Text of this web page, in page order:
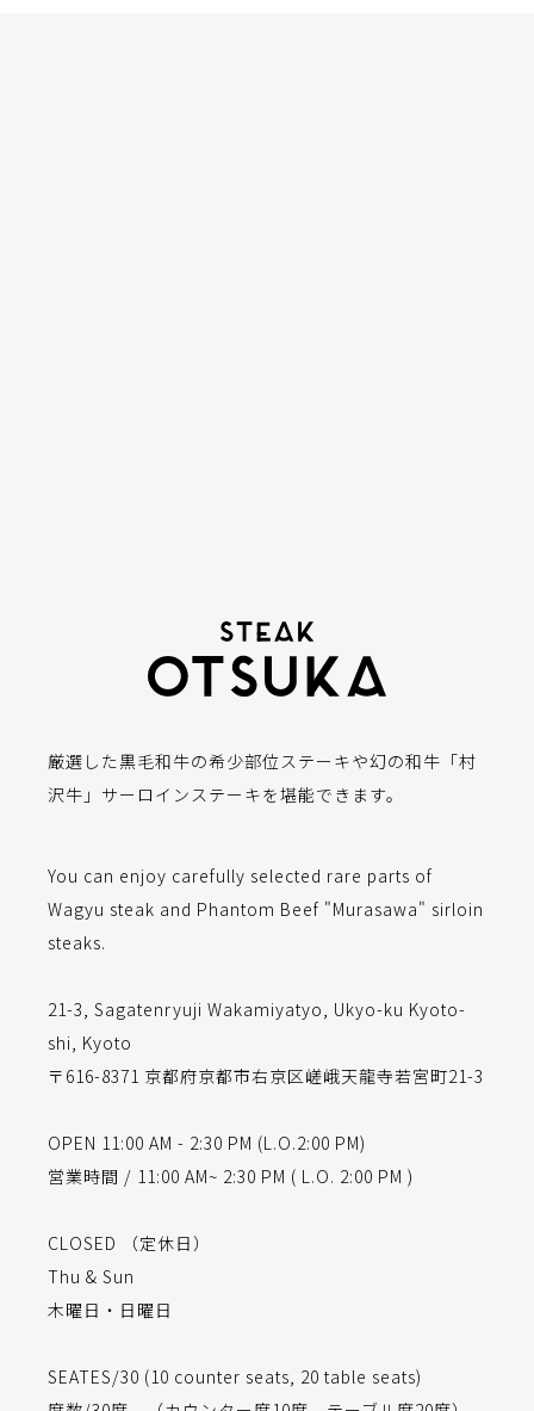
厳選した黒毛和牛の希少部位ステーキや幻の和牛「村
沢牛」サーロインステーキを堪能できます。
You can enjoy carefully selected rare parts of
Wagyu steak and Phantom Beef "Murasawa" sirloin
steaks.
21-3, Sagatenryuji Wakamiyatyo, Ukyo-ku Kyoto-
shi, Kyoto
〒616-8371 京都府京都市右京区嵯峨天龍寺若宮町21-3
OPEN 11:00 AM - 2:30 PM (L.O.2:00 PM)
営業時間 / 11:00 AM~ 2:30 PM ( L.O. 2:00 PM )
CLOSED （定休日）
Thu & Sun
木曜日・日曜日
SEATES/30 (10 counter seats, 20 table seats)